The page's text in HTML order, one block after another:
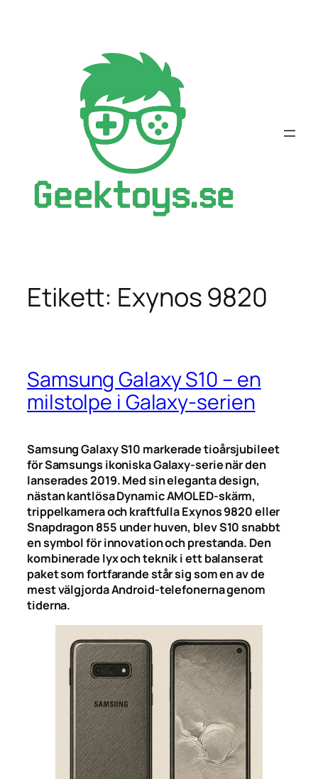
Etikett: Exynos 9820
Samsung Galaxy S10 – en
milstolpe i Galaxy-serien
Samsung Galaxy S10 markerade tioårsjubileet
för Samsungs ikoniska Galaxy-serie när den
lanserades 2019. Med sin eleganta design,
nästan kantlösa Dynamic AMOLED-skärm,
trippelkamera och kraftfulla Exynos 9820 eller
Snapdragon 855 under huven, blev S10 snabbt
en symbol för innovation och prestanda. Den
kombinerade lyx och teknik i ett balanserat
paket som fortfarande står sig som en av de
mest välgjorda Android-telefonerna genom
tiderna.